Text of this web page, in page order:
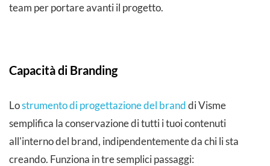
team per portare avanti il progetto.
Capacità di Branding
Lostrumento di progettazione del branddi Visme
semplifica la conservazione di tutti i tuoi contenuti
all'interno del brand, indipendentemente da chi li sta
creando. Funziona in tre semplici passaggi: